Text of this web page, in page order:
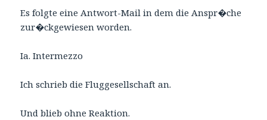
Es folgte eine Antwort-Mail in dem die Anspr�che
zur�ckgewiesen worden.
Ia. Intermezzo
Ich schrieb die Fluggesellschaft an.
Und blieb ohne Reaktion.